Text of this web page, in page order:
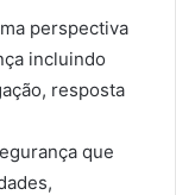
perspectiva
incluindo
resposta
que